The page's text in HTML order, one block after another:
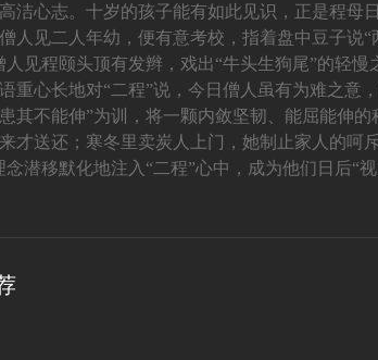
洁心志。十岁的孩子能有如此见识，正是程母
人见二人年幼，便有意考校，指着盘中豆子说
人见程颐头顶有发辫，戏出“牛头生狗尾”的轻
重心长地对“二程”说，今日僧人虽有为难之意
其不能伸”为训，将一颗内敛坚韧、能屈能伸
才送还；寒冬里卖炭人上门，她制止家人的呵
念潜移默化地注入“二程”心中，成为他们日后“